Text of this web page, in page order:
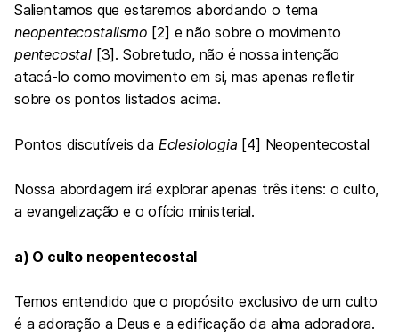
Salientamos que estaremos abordando o tema
neopentecostalismo [2] e não sobre o movimento
pentecostal[3]. Sobretudo, não é nossa intenção
atacá-lo como movimento em si, mas apenas refletir
sobre os pontos listados acima.
Pontos discutíveis da Eclesiologia [4] Neopentecostal
Nossa abordagem irá explorar apenas três itens: o culto,
a evangelização e o ofício ministerial.
a) O culto neopentecostal
Temos entendido que o propósito exclusivo de um culto
é a adoração a Deus e a edificação da alma adoradora.